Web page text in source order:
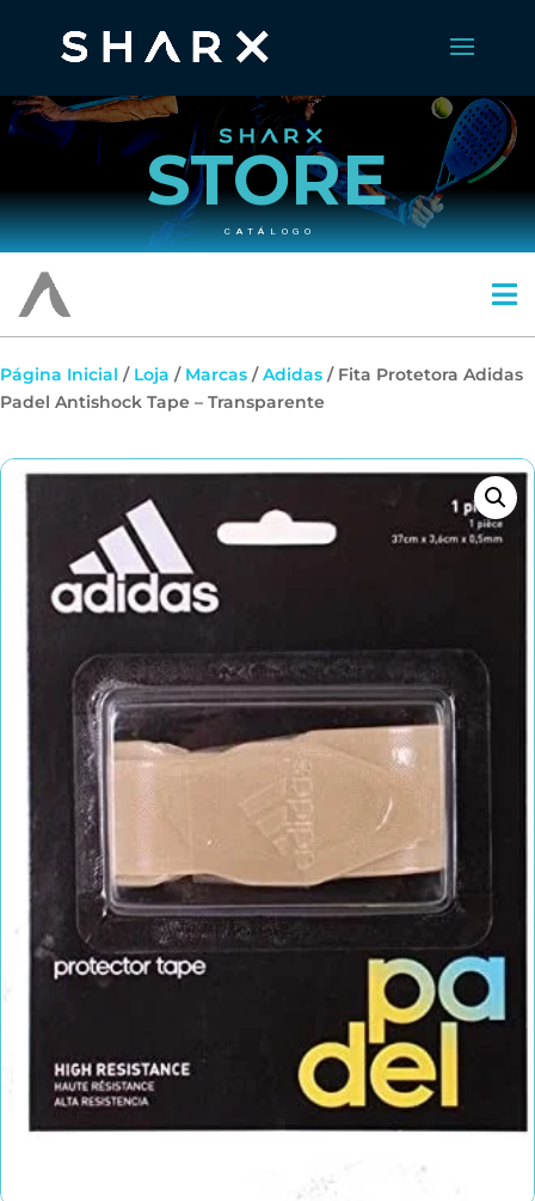
STORE
CATÁLOGO
Página Inicial / Loja / Marcas /Adidas / Fita Protetora Adidas
Padel Antishock Tape – Transparente